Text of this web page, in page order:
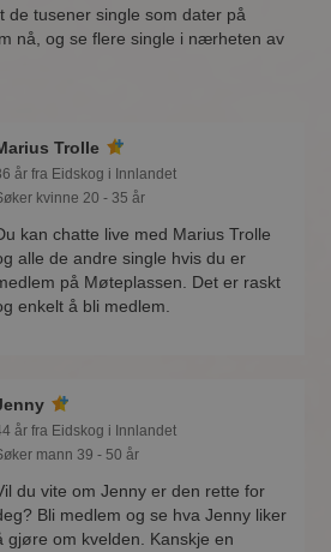
de tusener single som dater på
nå, og se flere single i nærheten av
Trolle
år fra Eidskog i Innlandet
kvinne 20 - 35 år
kan chatte live med Marius Trolle
alle de andre single hvis du er
på Møteplassen. Det er raskt
enkelt å bli medlem.
år fra Eidskog i Innlandet
mann 39 - 50 år
du vite om Jenny er den rette for
Bli medlem og se hva Jenny liker
gjøre om kvelden. Kanskje en